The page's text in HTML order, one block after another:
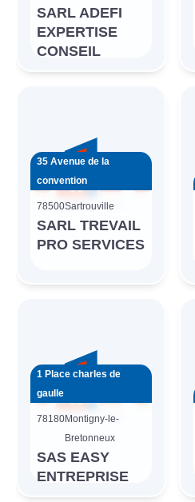
SARL ADEFI
EXPERTISE
CONSEIL
35 Avenue de la
convention
78500Sartrouville
SARL TREVAIL
PRO SERVICES
1 Place charles de
gaulle
78180Montigny-le-
Bretonneux
SAS EASY
ENTREPRISE